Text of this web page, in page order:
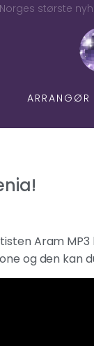
Norges største
ARRANGØR
Aram
og den kan